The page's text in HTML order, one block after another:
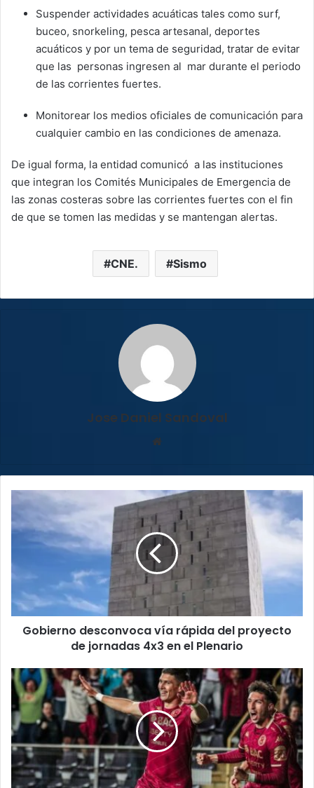
Suspender actividades acuáticas tales como surf,
buceo, snorkeling, pesca artesanal, deportes
acuáticos y por un tema de seguridad, tratar de evitar
que las personas ingresen al mar durante el periodo
de las corrientes fuertes.
Monitorear los medios oficiales de comunicación para
cualquier cambio en las condiciones de amenaza.
De igual forma, la entidad comunicó a las instituciones
que integran los Comités Municipales de Emergencia de
las zonas costeras sobre las corrientes fuertes con el fin
de que se tomen las medidas y se mantengan alertas.
CNE. Sismo
Jose Daniel Sandoval
Gobierno
vía
rápida
jornadas
4x3
Gobierno desconvoca vía rápida del proyecto
de jornadas 4x3 en el Plenario
Saprissa
debuta
en
Copa
Centroamericana
con
victoria
ante